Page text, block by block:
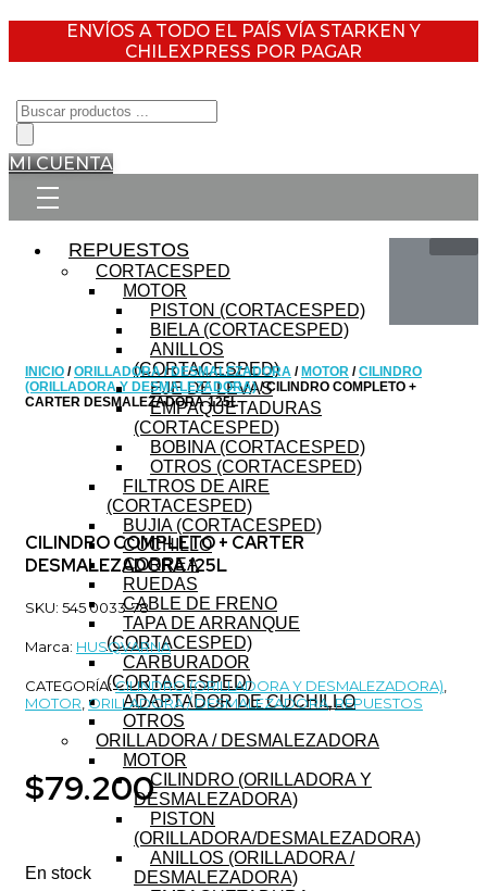
ENVÍOS A TODO EL PAÍS VÍA STARKEN Y
CHILEXPRESS POR PAGAR
Búsqueda
de
productos
MI CUENTA
REPUESTOS
CORTACESPED
MOTOR
PISTON (CORTACESPED)
BIELA (CORTACESPED)
ANILLOS
(CORTACESPED)
EJE DE LEVAS
EMPAQUETADURAS
(CORTACESPED)
BOBINA (CORTACESPED)
OTROS (CORTACESPED)
FILTROS DE AIRE
(CORTACESPED)
BUJIA (CORTACESPED)
CUCHILLO
CORREA
RUEDAS
CABLE DE FRENO
TAPA DE ARRANQUE
(CORTACESPED)
CARBURADOR
(CORTACESPED)
ADAPTADOR DE CUCHILLO
OTROS
ORILLADORA / DESMALEZADORA
MOTOR
CILINDRO (ORILLADORA Y
DESMALEZADORA)
PISTON
(ORILLADORA/DESMALEZADORA)
ANILLOS (ORILLADORA /
DESMALEZADORA)
INICIO /ORILLADORA / DESMALEZADORA / MOTOR /CILINDRO
(ORILLADORA Y DESMALEZADORA)/ CILINDRO COMPLETO +
CARTER DESMALEZADORA 125L
CILINDRO COMPLETO + CARTER
DESMALEZADORA 125L
SKU: 545 0033-78
Marca: HUSQVARNA
CATEGORÍA:CILINDRO (ORILLADORA Y DESMALEZADORA)
MOTOR ORILLADORA / DESMALEZADORA,REPUESTOS
$79.200
En stock